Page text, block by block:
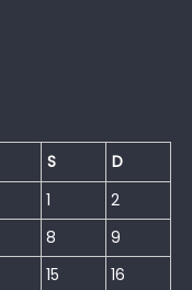
S
D
1
2
8
9
15
16